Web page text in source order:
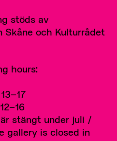
stöds av
Skåne och Kulturrådet
hours:
stängt under juli /
gallery is closed in